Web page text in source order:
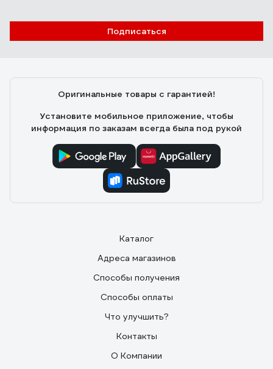
Подписаться
Оригинальные товары с гарантией!
Установите мобильное приложение, чтобы
информация по заказам всегда была под рукой
Каталог
Адреса магазинов
Способы получения
Способы оплаты
Что улучшить?
Контакты
О Компании